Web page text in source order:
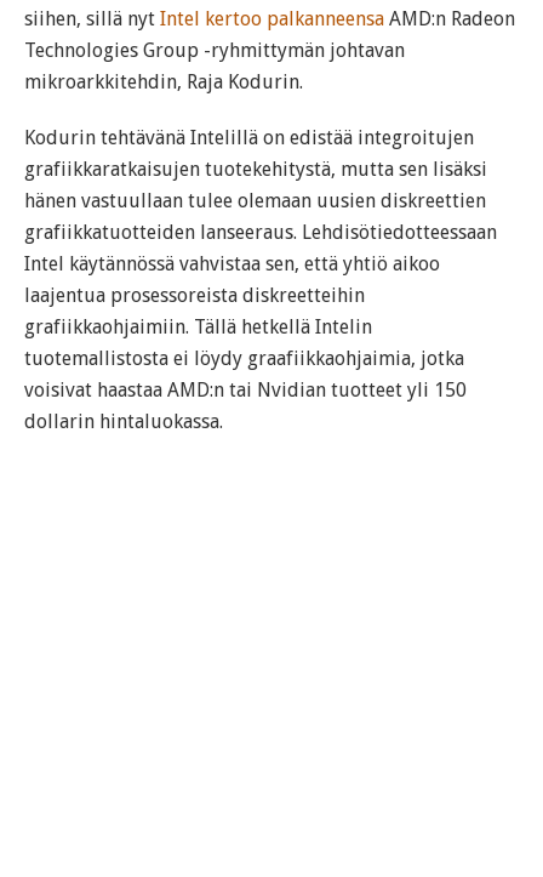
siihen, sillä nyt Intel kertoo palkanneensa AMD:n Radeon
Technologies Group -ryhmittymän johtavan
mikroarkkitehdin, Raja Kodurin.
Kodurin tehtävänä Intelillä on edistää integroitujen
grafiikkaratkaisujen tuotekehitystä, mutta sen lisäksi
hänen vastuullaan tulee olemaan uusien diskreettien
grafiikkatuotteiden lanseeraus. Lehdisötiedotteessaan
Intel käytännössä vahvistaa sen, että yhtiö aikoo
laajentua prosessoreista diskreetteihin
grafiikkaohjaimiin. Tällä hetkellä Intelin
tuotemallistosta ei löydy graafiikkaohjaimia, jotka
voisivat haastaa AMD:n tai Nvidian tuotteet yli 150
dollarin hintaluokassa.